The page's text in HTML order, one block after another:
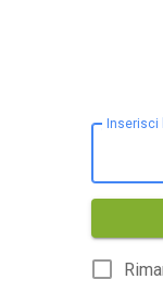
Inserisci